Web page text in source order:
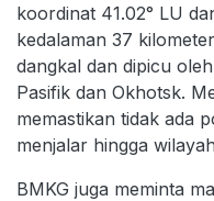
koordinat 41.02° LU
kedalaman 37
dangkal dan dipicu
Pasifik dan Okhotsk.
memastikan tidak ada
menjalar hingga
BMKG juga meminta